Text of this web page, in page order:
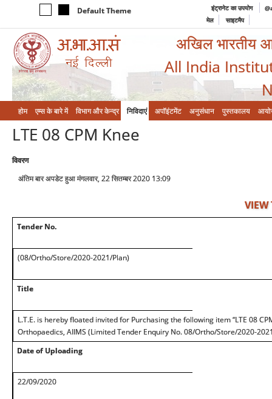
Default Theme इंट्रानेट का उपयोग
मेल
साइटमैप
अखिल भारतीय
All India
होम एम्‍स के बारे में विभाग और केन्‍द्र निविदाएं अपॉइंटमेंट अनुसंधान पुस्तकालय
LTE 08 CPM Knee
विवरण
अंतिम बार अपडेट हुआ मंगलवार, 22 सितम्बर 2020 13:09
VIEW
Tender No.
(08/Ortho/Store/2020-2021/Plan)
Title
L.T.E. is hereby floated invited for Purchasing the following item “LTE 08
Orthopaedics, AIIMS (Limited Tender Enquiry No. 08/Ortho/Store/2020-
Date of Uploading
22/09/2020